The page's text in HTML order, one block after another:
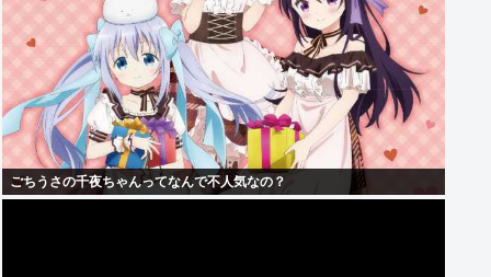
ごちうさの千夜ちゃんってなんで不人気なの？